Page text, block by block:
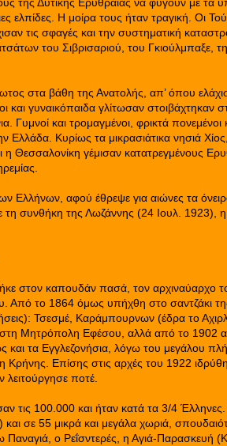
της Δυτικής Ερυθραίας να φύγουν με τα
ελπίδες. Η μοίρα τους ήταν τραγική. Οι
τις σφαγές και την συστηματική
του Σιβρισαριού, του Γκιούλμπαξε,
στα βάθη της Ανατολής, απ’ όπου
γυναικόπαιδα γλίτωσαν στοιβάχτηκαν
Γυμνοί και τρομαγμένοι, φρικτά πονεμένοι
Ελλάδα. Κυρίως τα μικρασιάτικα νησιά
η Θεσσαλονίκη γέμισαν κατατρεγμένους
Ελλήνων, αφού έθρεψε για αιώνες τα
συνθήκη της Λωζάννης (24 Ιουλ. 1923), η
στον καπουδάν πασά, τον αρχιναύαρχο
Από το 1864 όμως υπήχθη στο σαντζάκι
Τσεσμέ, Καράμπουρνων (έδρα το
στη Μητρόπολη Εφέσου, αλλά από το 1902
τα Εγγλεζονήσια, λόγω του μεγάλου
Κρήνης. Επίσης στις αρχές του 1922
ποτέ.
τις 100.000 και ήταν κατά τα 3/4
και σε 55 μικρά και μεγάλα χωριά,
Παναγιά, ο Ρεΐσντερές, η Αγιά-Παρασκευή